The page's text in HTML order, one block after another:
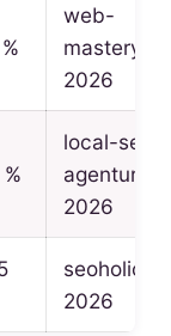
web-
2026
local-seo-
2026
2026